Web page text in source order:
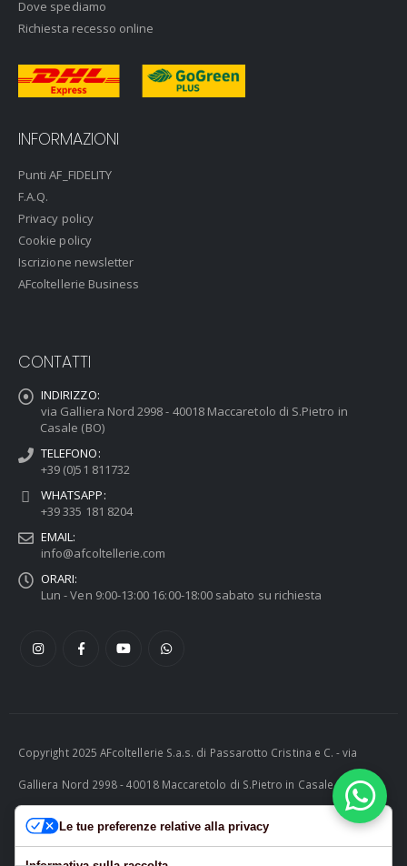
Dove spediamo
Richiesta recesso online
INFORMAZIONI
Punti AF_FIDELITY
F.A.Q.
Privacy policy
Cookie policy
Iscrizione newsletter
AFcoltellerie Business
CONTATTI
INDIRIZZO:
via Galliera Nord 2998 - 40018 Maccaretolo di S.Pietro in
Casale (BO)
TELEFONO:
+39 (0)51 811732
WHATSAPP:
+39 335 181 8204
EMAIL:
info@afcoltellerie.com
ORARI:
Lun - Ven 9:00-13:00 16:00-18:00 sabato su richiesta
Copyright 2025 AFcoltellerie S.a.s. di Passarotto Cristina e C. - via
Galliera Nord 2998 - 40018 Maccaretolo di S.Pietro in Casale (BO) -
ITALY P.I. 04230081202 | tel. +39 051 811732 | e-mail:
info@afcoltellerie.com -- Powered by Cosmobile Srl
Le tue preferenze relative alla privacy